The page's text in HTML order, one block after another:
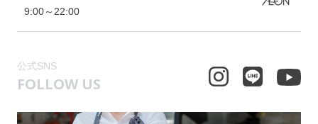
9:00～22:00
公式SNS
FOLLOW US